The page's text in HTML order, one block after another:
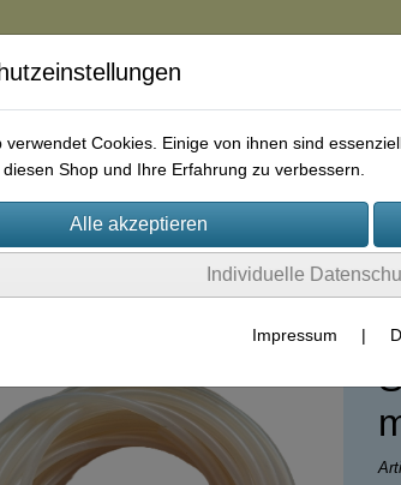
Firmenhistorie AGB
verwendet Cookies. Einige von ihnen sind
Shop und Ihre Erfahrung zu verbessern.
Individuelle
Impressum |